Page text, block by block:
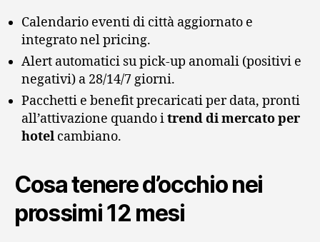
Calendario eventi di città aggiornato e
integrato nel pricing.
Alert automatici su pick-up anomali (positivi e
negativi) a 28/14/7 giorni.
Pacchetti e benefit precaricati per data, pronti
all’attivazione quando itrend di mercato per
hotel cambiano.
Cosa tenere d’occhio nei
prossimi 12 mesi